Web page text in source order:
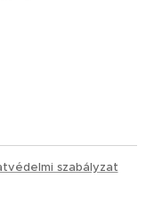
szabályzat